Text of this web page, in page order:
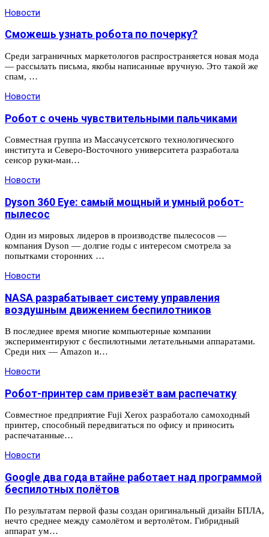
Новости
Сможешь узнать робота по почерку?
Среди заграничных маркетологов распространяется новая мода
— рассылать письма, якобы написанные вручную. Это такой же
спам, …
Новости
Робот с очень чувствительными пальчиками
Совместная группа из Массачусетского технологического
института и Северо-Восточного университета разработала
сенсор руки-ман…
Новости
Dyson 360 Eye: самый мощный и умный робот-
пылесос
Один из мировых лидеров в производстве пылесосов —
компания Dyson — долгие годы с интересом смотрела за
попытками сторонних …
Новости
NASA разрабатывает систему управления
воздушным движением беспилотников
В последнее время многие компьютерные компании
экспериментируют с беспилотными летательными аппаратами.
Среди них — Amazon и…
Новости
Робот-принтер сам привезёт вам распечатку
Совместное предприятие Fuji Xerox разработало самоходный
принтер, способный передвигаться по офису и приносить
распечатанные…
Новости
Google два года втайне работает над программой
беспилотных полётов
По результатам первой фазы создан оригинальный дизайн БПЛА,
нечто среднее между самолётом и вертолётом. Гибридный
аппарат ум…